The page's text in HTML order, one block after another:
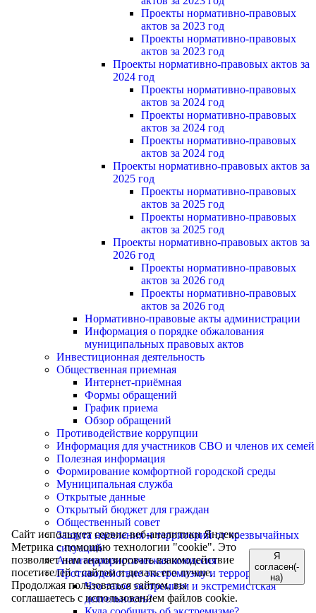
Проекты нормативно-правовых
актов за 2023 год
Проекты нормативно-правовых
актов за 2023 год
Проекты нормативно-правовых актов за
2024 год
Проекты нормативно-правовых
актов за 2024 год
Проекты нормативно-правовых
актов за 2024 год
Проекты нормативно-правовых
актов за 2024 год
Проекты нормативно-правовых актов за
2025 год
Проекты нормативно-правовых
актов за 2025 год
Проекты нормативно-правовых
актов за 2025 год
Проекты нормативно-правовых актов за
2026 год
Проекты нормативно-правовых
актов за 2026 год
Проекты нормативно-правовых
актов за 2026 год
Нормативно-правовые акты администрации
Информация о порядке обжалования
муниципальных правовых актов
Инвестиционная деятельность
Общественная приемная
Интернет-приёмная
Формы обращений
График приема
Обзор обращений
Противодействие коррупции
Информация для участников СВО и членов их семей
Полезная информация
Формирование комфортной городской среды
Муниципальная служба
Открытые данные
Открытый бюджет для граждан
Общественный совет
Защита населения и территорий от чрезвычайных
ситуаций
Антитеррористическая комиссия
Противодействие экстремизму и терроризму
Что такое экстремизм и экстремистская
деятельность?
Сайт использует сервис веб-аналитики Яндекс
Метрика с помощью технологии "cookie". Это
позволяет нам анализировать взаимодействие
посетителей с сайтом и делать его лучше.
Продолжая пользоваться сайтом, вы
соглашаетесь с использованием файлов cookie.
Я
согласен(-
на)